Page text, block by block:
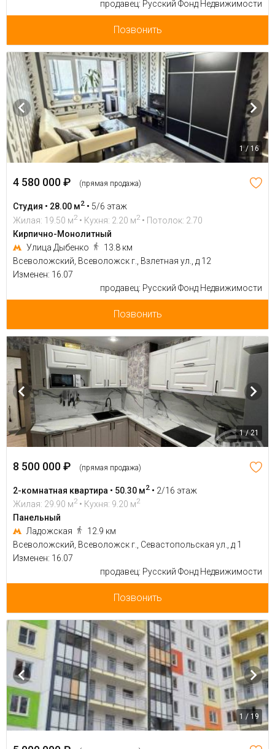
продавец: Русский Фонд Недвижимости
Позвонить
1 / 16
4 580 000 ₽ (прямая продажа)
Студия • 28.00 м2 • 5/6 этаж
Жилая: 19.50 м2 • Кухня: 2.20 м2 • Потолок: 2.70
Кирпично-Монолитный
Улица Дыбенко
13.8 км
Всеволожский, Всеволожск г., Взлетная ул., д 12
Изменен: 16.07
продавец: Русский Фонд Недвижимости
Позвонить
1 / 21
8 500 000 ₽ (прямая продажа)
2-комнатная квартира • 50.30 м2 • 2/16 этаж
Жилая: 29.90 м2 • Кухня: 9.20 м2
Панельный
Ладожская
12.9 км
Всеволожский, Всеволожск г., Севастопольская ул., д 1
Изменен: 16.07
продавец: Русский Фонд Недвижимости
Позвонить
1 / 19